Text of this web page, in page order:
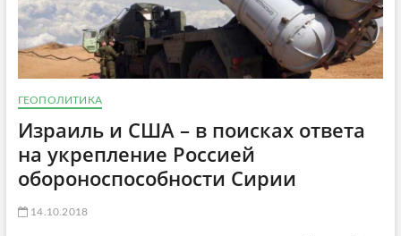
ГЕОПОЛИТИКА
Израиль и США – в поисках ответа
на укрепление Россией
обороноспособности Сирии
14.10.2018